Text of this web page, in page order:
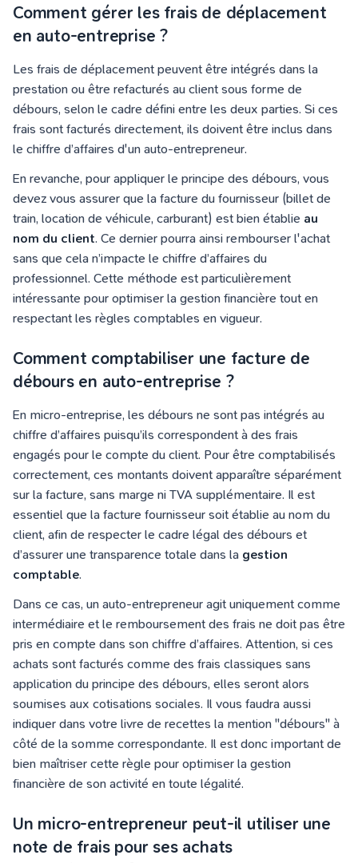
Comment gérer les frais de déplacement
en auto-entreprise ?
Les frais de déplacement peuvent être intégrés dans la
prestation ou être refacturés au client sous forme de
débours, selon le cadre défini entre les deux parties. Si ces
frais sont facturés directement, ils doivent être inclus dans
le chiffre d’affaires d'un auto-entrepreneur.
En revanche, pour appliquer le principe des débours, vous
devez vous assurer que la facture du fournisseur (billet de
train, location de véhicule, carburant) est bien établie au
nom du client. Ce dernier pourra ainsi rembourser l'achat
sans que cela n’impacte le chiffre d’affaires du
professionnel. Cette méthode est particulièrement
intéressante pour optimiser la gestion financière tout en
respectant les règles comptables en vigueur.
Comment comptabiliser une facture de
débours en auto-entreprise ?
En micro-entreprise, les débours ne sont pas intégrés au
chiffre d’affaires puisqu’ils correspondent à des frais
engagés pour le compte du client. Pour être comptabilisés
correctement, ces montants doivent apparaître séparément
sur la facture, sans marge ni TVA supplémentaire. Il est
essentiel que la facture fournisseur soit établie au nom du
client, afin de respecter le cadre légal des débours et
d’assurer une transparence totale dans la gestion
comptable.
Dans ce cas, un auto-entrepreneur agit uniquement comme
intermédiaire et le remboursement des frais ne doit pas être
pris en compte dans son chiffre d’affaires. Attention, si ces
achats sont facturés comme des frais classiques sans
application du principe des débours, elles seront alors
soumises aux cotisations sociales. Il vous faudra aussi
indiquer dans votre livre de recettes la mention "débours" à
côté de la somme correspondante. Il est donc important de
bien maîtriser cette règle pour optimiser la gestion
financière de son activité en toute légalité.
Un micro-entrepreneur peut-il utiliser une
note de frais pour ses achats